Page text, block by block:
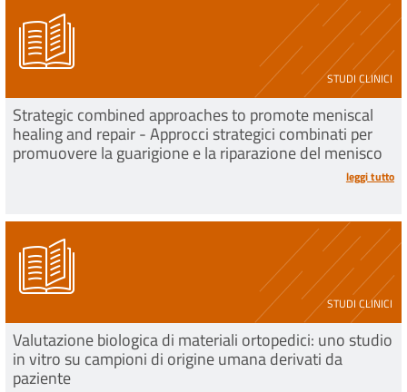
STUDI CLINICI
Strategic combined approaches to promote meniscal
healing and repair - Approcci strategici combinati per
promuovere la guarigione e la riparazione del menisco
leggi tutto
STUDI CLINICI
Valutazione biologica di materiali ortopedici: uno studio
in vitro su campioni di origine umana derivati da
paziente